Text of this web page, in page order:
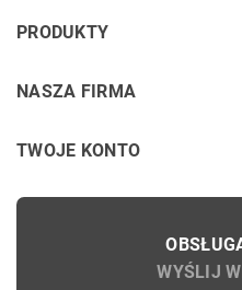
PRODUKTY
NASZA FIRMA
TWOJE KONTO
WYŚLIJ